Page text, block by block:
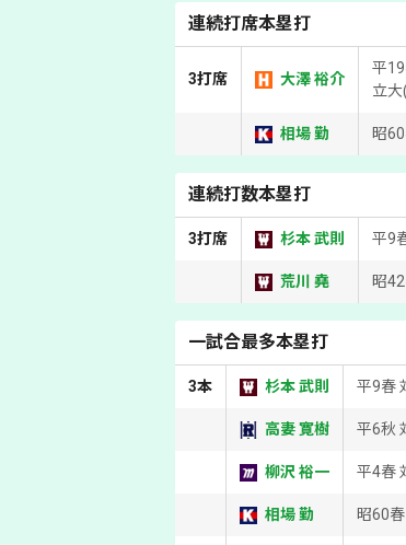
連続打席本塁打
3打席 大澤 裕介
平
立
相場 勤 昭
連続打数本塁打
3打席 杉本 武則 平9
荒川 堯 昭
一試合最多本塁打
3本 杉本 武則 平9春
高妻 寛樹 平6秋
柳沢 裕一 平4春
相場 勤 昭60